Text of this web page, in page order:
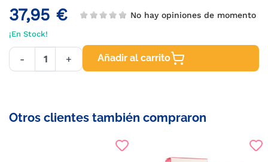
37,95 € No hay opiniones de momento
¡En Stock!
- + Añadir al carrito
Otros clientes también compraron